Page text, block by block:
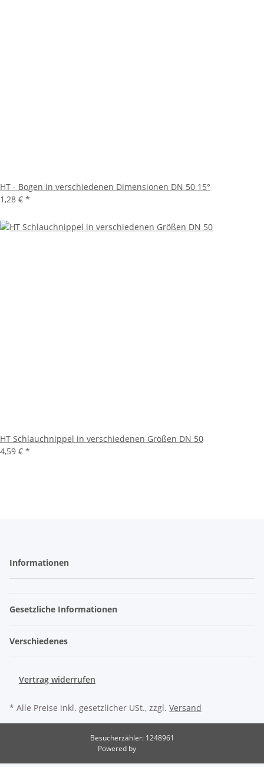
HT - Bogen in verschiedenen Dimensionen DN 50 15°
1,28 € *
HT Schlauchnippel in verschiedenen Größen DN 50
4,59 € *
Informationen
Gesetzliche Informationen
Verschiedenes
Vertrag widerrufen
* Alle Preise inkl. gesetzlicher USt., zzgl. Versand
Besucherzähler: 1248961
Powered by